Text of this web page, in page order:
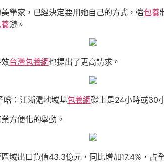
學家，已經決定要用她自己的方式，強包養
鏈。
台灣包養網也提出了更高請求。
晗：江浙滬地域基包養網礎上是24小時或30
方便化的舉動。
域出口貨值43.3億元，同比增加17.4%，占